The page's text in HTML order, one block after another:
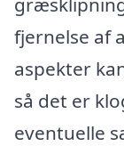
fjernelse af
aspekter
så det er
eventuelle